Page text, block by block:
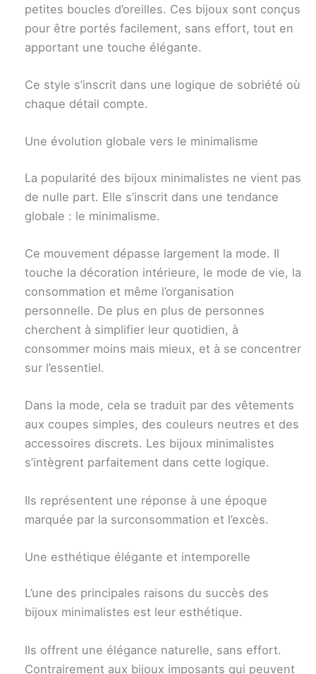
petites boucles d’oreilles. Ces bijoux sont conçus
pour être portés facilement, sans effort, tout en
apportant une touche élégante.
Ce style s’inscrit dans une logique de sobriété où
chaque détail compte.
Une évolution globale vers le minimalisme
La popularité des bijoux minimalistes ne vient pas
de nulle part. Elle s’inscrit dans une tendance
globale : le minimalisme.
Ce mouvement dépasse largement la mode. Il
touche la décoration intérieure, le mode de vie, la
consommation et même l’organisation
personnelle. De plus en plus de personnes
cherchent à simplifier leur quotidien, à
consommer moins mais mieux, et à se concentrer
sur l’essentiel.
Dans la mode, cela se traduit par des vêtements
aux coupes simples, des couleurs neutres et des
accessoires discrets. Les bijoux minimalistes
s’intègrent parfaitement dans cette logique.
Ils représentent une réponse à une époque
marquée par la surconsommation et l’excès.
Une esthétique élégante et intemporelle
L’une des principales raisons du succès des
bijoux minimalistes est leur esthétique.
Ils offrent une élégance naturelle, sans effort.
Contrairement aux bijoux imposants qui peuvent